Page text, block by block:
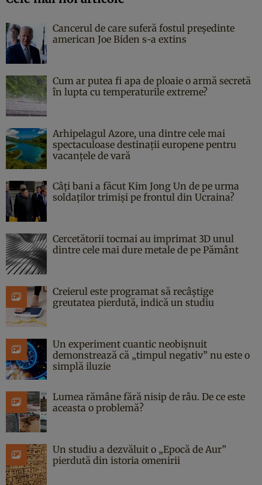
Cancerul de care suferă fostul președinte
american Joe Biden s-a extins
Cum ar putea fi apa de ploaie o armă secretă
în lupta cu temperaturile extreme?
Arhipelagul Azore, una dintre cele mai
spectaculoase destinații europene pentru
vacanțele de vară
Câți bani a făcut Kim Jong Un de pe urma
soldaților trimiși pe frontul din Ucraina?
Cercetătorii tocmai au imprimat 3D unul
dintre cele mai dure metale de pe Pământ
Creierul este programat să recâștige
greutatea pierdută, indică un studiu
Un experiment cuantic neobișnuit
demonstrează că „timpul negativ” nu este o
simplă iluzie
Lumea rămâne fără nisip de râu. De ce este
aceasta o problemă?
Un studiu a dezvăluit o „Epocă de Aur”
pierdută din istoria omenirii